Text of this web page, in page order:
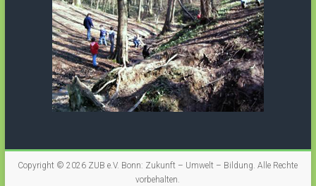
Copyright © 2026 ZUB e.V. Bonn: Zukunft – Umwelt – Bildung. Alle Rechte
vorbehalten.